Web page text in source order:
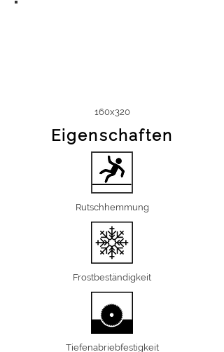
160x320
Eigenschaften
Rutschhemmung
Frostbeständigkeit
Tiefenabriebfestigkeit